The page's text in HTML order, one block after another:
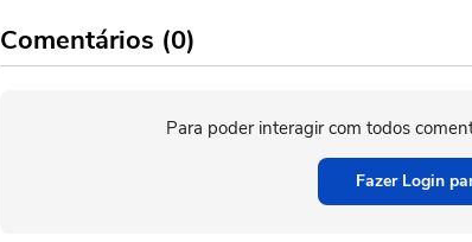
Comentários (0)
Para poder interagir com todos
Fazer Login